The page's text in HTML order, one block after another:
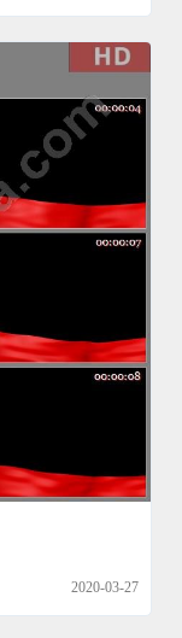
2020-03-27